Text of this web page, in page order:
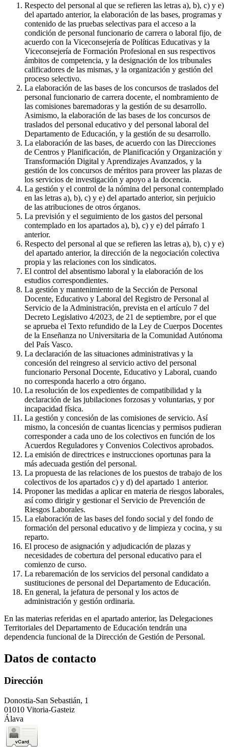
Respecto del personal al que se refieren las letras a), b), c) y e)
del apartado anterior, la elaboración de las bases, programas y
contenido de las pruebas selectivas para el acceso a la
condición de personal funcionario de carrera o laboral fijo, de
acuerdo con la Viceconsejería de Políticas Educativas y la
Viceconsejería de Formación Profesional en sus respectivos
ámbitos de competencia, y la designación de los tribunales
calificadores de las mismas, y la organización y gestión del
proceso selectivo.
La elaboración de las bases de los concursos de traslados del
personal funcionario de carrera docente, el nombramiento de
las comisiones baremadoras y la gestión de su desarrollo.
Asimismo, la elaboración de las bases de los concursos de
traslados del personal educativo y del personal laboral del
Departamento de Educación, y la gestión de su desarrollo.
La elaboración de las bases, de acuerdo con las Direcciones
de Centros y Planificación, de Planificación y Organización y
Transformación Digital y Aprendizajes Avanzados, y la
gestión de los concursos de méritos para proveer las plazas de
los servicios de investigación y apoyo a la docencia.
La gestión y el control de la nómina del personal contemplado
en las letras a), b), c) y e) del apartado anterior, sin perjuicio
de las atribuciones de otros órganos.
La previsión y el seguimiento de los gastos del personal
contemplado en los apartados a), b), c) y e) del párrafo 1
anterior.
Respecto del personal al que se refieren las letras a), b), c) y e)
del apartado anterior, la dirección de la negociación colectiva
propia y las relaciones con los sindicatos.
El control del absentismo laboral y la elaboración de los
estudios correspondientes.
La gestión y mantenimiento de la Sección de Personal
Docente, Educativo y Laboral del Registro de Personal al
Servicio de la Administración, prevista en el artículo 7 del
Decreto Legislativo 4/2023, de 21 de septiembre, por el que
se aprueba el Texto refundido de la Ley de Cuerpos Docentes
de la Enseñanza no Universitaria de la Comunidad Autónoma
del País Vasco.
La declaración de las situaciones administrativas y la
concesión del reingreso al servicio activo del personal
funcionario Personal Docente, Educativo y Laboral, cuando
no corresponda hacerlo a otro órgano.
La resolución de los expedientes de compatibilidad y la
declaración de las jubilaciones forzosas y voluntarias, y por
incapacidad física.
La gestión y concesión de las comisiones de servicio. Así
mismo, la concesión de cuantas licencias y permisos pudieran
corresponder a cada uno de los colectivos en función de los
Acuerdos Reguladores y Convenios Colectivos aprobados.
La emisión de directrices e instrucciones oportunas para la
más adecuada gestión del personal.
La propuesta de las relaciones de los puestos de trabajo de los
colectivos de los apartados c) y d) del apartado 1 anterior.
Proponer las medidas a aplicar en materia de riesgos laborales,
así como dirigir y gestionar el Servicio de Prevención de
Riesgos Laborales.
La elaboración de las bases del fondo social y del fondo de
formación del personal educativo y de limpieza y cocina, y su
reparto.
El proceso de asignación y adjudicación de plazas y
necesidades de cobertura del personal educativo para el
comienzo de curso.
La rebaremación de los servicios del personal candidato a
sustituciones de personal del Departamento de Educación.
En general, la jefatura de personal y los actos de
administración y gestión ordinaria.
En las materias referidas en el apartado anterior, las Delegaciones
Territoriales del Departamento de Educación tendrán una
dependencia funcional de la Dirección de Gestión de Personal.
Datos de contacto
Dirección
Donostia-San Sebastián, 1
01010 Vitoria-Gasteiz
Álava